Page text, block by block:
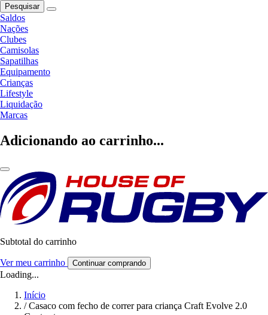
Pesquisar
Saldos
Nações
Clubes
Camisolas
Sapatilhas
Equipamento
Crianças
Lifestyle
Liquidação
Marcas
Adicionando ao carrinho...
Subtotal do carrinho
Ver meu carrinho Continuar comprando
Loading...
Início
/ Casaco com fecho de correr para criança Craft Evolve 2.0